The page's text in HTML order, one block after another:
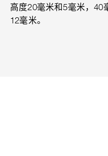
高度20毫米和5毫米，40
12毫米。